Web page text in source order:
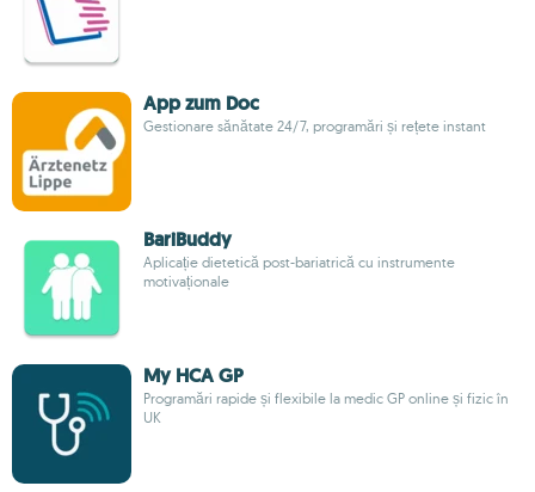
App zum Doc
Gestionare sănătate 24/7, programări și rețete instant
BariBuddy
Aplicație dietetică post-bariatrică cu instrumente
motivaționale
My HCA GP
Programări rapide și flexibile la medic GP online și fizic în
UK